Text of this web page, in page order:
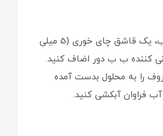
به ازاء هر 5 لیتر آب، یک قاشق چای خوری (5 میلی
کننده ب ب دور اضاف کنید.
را به محلول بدست آمده
فراوان آبکشی کنید.